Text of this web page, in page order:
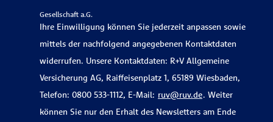
Gesellschaft a.G.
Ihre Einwilligung können Sie jederzeit anpassen sowie
mittels der nachfolgend angegebenen Kontaktdaten
widerrufen. Unsere Kontaktdaten: R+V Allgemeine
Versicherung AG, Raiffeisenplatz 1, 65189 Wiesbaden,
Telefon: 0800 533-1112, E-Mail: ruv@ruv.de. Weiter
können Sie nur den Erhalt des Newsletters am Ende